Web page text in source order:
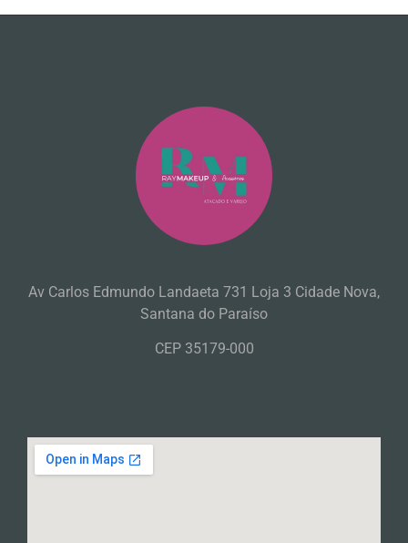
Av Carlos Edmundo Landaeta 731 Loja 3 Cidade Nova,
Santana do Paraíso
CEP 35179-000